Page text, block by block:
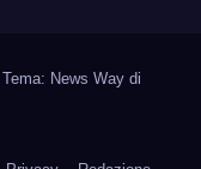
Tema: News Way di